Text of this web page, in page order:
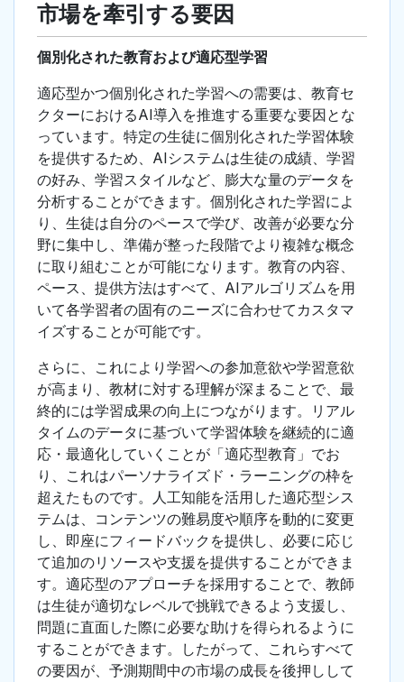
市場を牽引する要因
個別化された教育および適応型学習
適応型かつ個別化された学習への需要は、教育セ
クターにおけるAI導入を推進する重要な要因とな
っています。特定の生徒に個別化された学習体験
を提供するため、AIシステムは生徒の成績、学習
の好み、学習スタイルなど、膨大な量のデータを
分析することができます。個別化された学習によ
り、生徒は自分のペースで学び、改善が必要な分
野に集中し、準備が整った段階でより複雑な概念
に取り組むことが可能になります。教育の内容、
ペース、提供方法はすべて、AIアルゴリズムを用
いて各学習者の固有のニーズに合わせてカスタマ
イズすることが可能です。
さらに、これにより学習への参加意欲や学習意欲
が高まり、教材に対する理解が深まることで、最
終的には学習成果の向上につながります。リアル
タイムのデータに基づいて学習体験を継続的に適
応・最適化していくことが「適応型教育」でお
り、これはパーソナライズド・ラーニングの枠を
超えたものです。人工知能を活用した適応型シス
テムは、コンテンツの難易度や順序を動的に変更
し、即座にフィードバックを提供し、必要に応じ
て追加のリソースや支援を提供することができま
す。適応型のアプローチを採用することで、教師
は生徒が適切なレベルで挑戦できるよう支援し、
問題に直面した際に必要な助けを得られるように
することができます。したがって、これらすべて
の要因が、予測期間中の市場の成長を後押しして